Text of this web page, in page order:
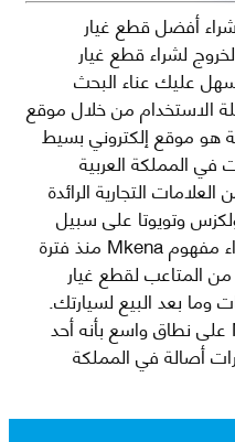
أفضل قطع غيار
لشراء قطع غيار
عليك عناء البحث
الاستخدام من خلال موقع
هو موقع إلكتروني بسيط
في المملكة العربية
التجارية الرائدة
وتويوتا على سبيل
المثال لا الحصر. نشأت الفكرة وراء مفهوم Mkena منذ فترة
المتاعب لقطع غيار
وما بعد البيع لسيارتك.
ومنذ ذلك الحين ، اشتهر Mkena على نطاق واسع بأنه أحد
أصالة في المملكة